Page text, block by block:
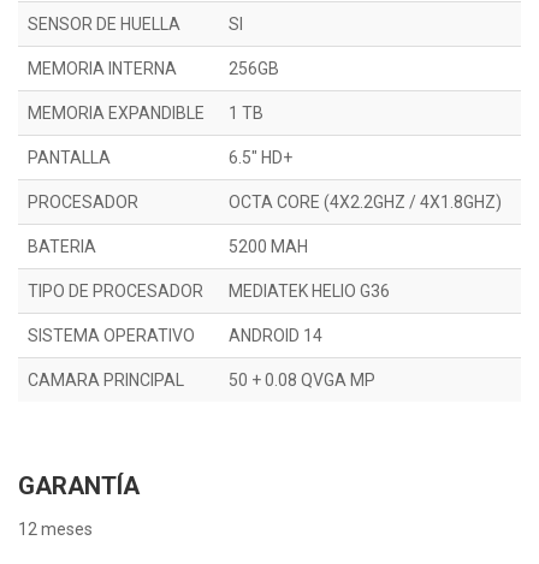
SENSOR DE HUELLA SI
MEMORIA INTERNA 256GB
MEMORIA EXPANDIBLE 1 TB
PANTALLA 6.5" HD+
PROCESADOR OCTA CORE (4X2.2GHZ / 4X1.8GHZ)
BATERIA 5200 MAH
TIPO DE PROCESADOR MEDIATEK HELIO G36
SISTEMA OPERATIVO ANDROID 14
CAMARA PRINCIPAL 50 + 0.08 QVGA MP
GARANTÍA
12 meses